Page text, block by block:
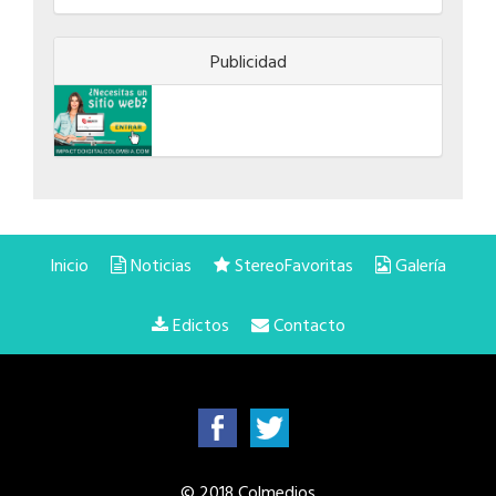
Publicidad
Inicio Noticias StereoFavoritas Galería
Edictos Contacto